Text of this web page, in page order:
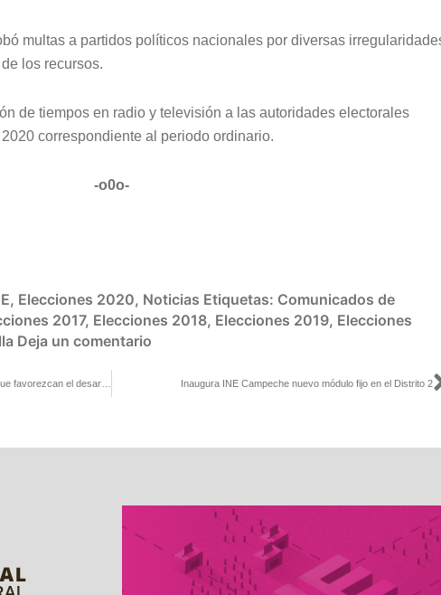
multas a partidos políticos nacionales por diversas
los recursos.
de tiempos en radio y televisión a las autoridades electorales
correspondiente al periodo ordinario.
-o0o-
, Elecciones 2020, Noticias Etiquetas: Comunicados de
2017, Elecciones 2018, Elecciones 2019, Elecciones
Deja un comentario
Inaugura INE Campeche nuevo módulo fijo en el Distrito 2